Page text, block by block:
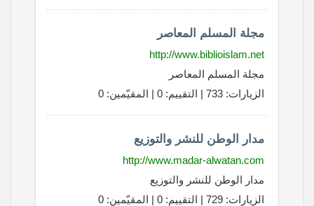
مجلة المسلم المعاصر
http://www.biblioislam.net
مجلة المسلم المعاصر
الزيارات: 733 | التقييم: 0 | المقيّمين: 0
مدار الوطن للنشر والتوزيع
http://www.madar-alwatan.com
مدار الوطن للنشر والتوزيع
الزيارات: 729 | التقييم: 0 | المقيّمين: 0